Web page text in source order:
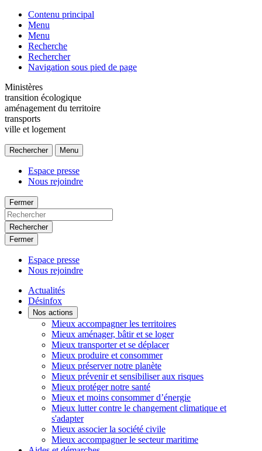
Contenu principal
Menu
Menu
Recherche
Rechercher
Navigation sous pied de page
Ministères
transition écologique
aménagement du territoire
transports
ville et logement
Rechercher Menu
Espace presse
Nous rejoindre
Fermer
Rechercher
Fermer
Espace presse
Nous rejoindre
Actualités
Désinfox
Nos actions
Mieux accompagner les territoires
Mieux aménager, bâtir et se loger
Mieux transporter et se déplacer
Mieux produire et consommer
Mieux préserver notre planète
Mieux prévenir et sensibiliser aux risques
Mieux protéger notre santé
Mieux et moins consommer d’énergie
Mieux lutter contre le changement climatique et
s'adapter
Mieux associer la société civile
Mieux accompagner le secteur maritime